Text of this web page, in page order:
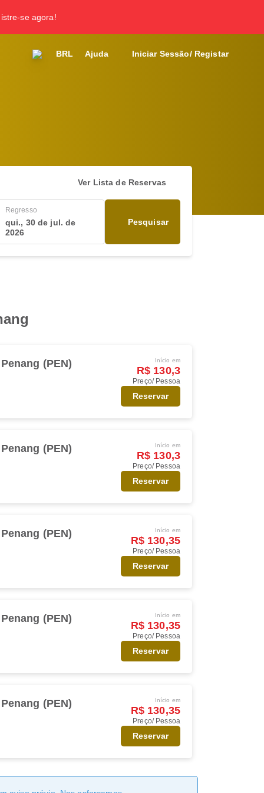
se agora!
BRL Ajuda Iniciar Sessão/ Registar
Ver Lista de Reservas
Regresso
qui., 30 de jul. de
2026
Pesquisar
Penang (PEN) Início em
R$ 130,3
Preço/ Pessoa
Reservar
Penang (PEN) Início em
R$ 130,3
Preço/ Pessoa
Reservar
Penang (PEN) Início em
R$ 130,35
Preço/ Pessoa
Reservar
Penang (PEN) Início em
R$ 130,35
Preço/ Pessoa
Reservar
Penang (PEN) Início em
R$ 130,35
Preço/ Pessoa
Reservar